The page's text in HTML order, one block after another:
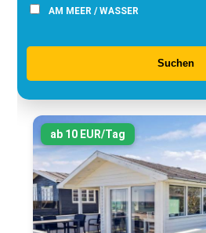
AM MEER / WASSER
Suchen
ab 10 EUR/Tag